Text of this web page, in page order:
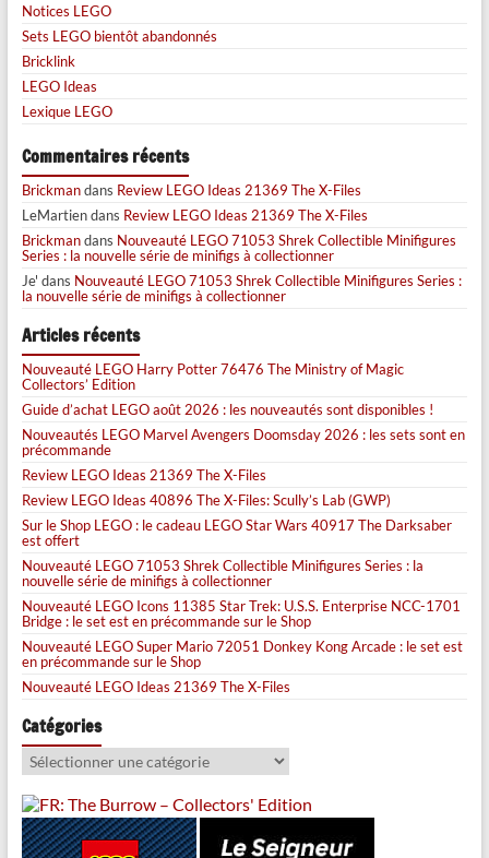
Notices LEGO
Sets LEGO bientôt abandonnés
Bricklink
LEGO Ideas
Lexique LEGO
Commentaires récents
Brickmandans Review LEGO Ideas 21369 The X-Files
LeMartiendans Review LEGO Ideas 21369 The X-Files
Brickmandans Nouveauté LEGO 71053 Shrek Collectible Minifigures
Series : la nouvelle série de minifigs à collectionner
Je' dans Nouveauté LEGO 71053 Shrek Collectible Minifigures Series :
la nouvelle série de minifigs à collectionner
Articles récents
Nouveauté LEGO Harry Potter 76476 The Ministry of Magic
Collectors’ Edition
Guide d’achat LEGO août 2026 : les nouveautés sont disponibles !
Nouveautés LEGO Marvel Avengers Doomsday 2026 : les sets sont en
précommande
Review LEGO Ideas 21369 The X-Files
Review LEGO Ideas 40896 The X-Files: Scully’s Lab (GWP)
Sur le Shop LEGO : le cadeau LEGO Star Wars 40917 The Darksaber
est offert
Nouveauté LEGO 71053 Shrek Collectible Minifigures Series : la
nouvelle série de minifigs à collectionner
Nouveauté LEGO Icons 11385 Star Trek: U.S.S. Enterprise NCC-1701
Bridge : le set est en précommande sur le Shop
Nouveauté LEGO Super Mario 72051 Donkey Kong Arcade : le set est
en précommande sur le Shop
Nouveauté LEGO Ideas 21369 The X-Files
Catégories
Catégories